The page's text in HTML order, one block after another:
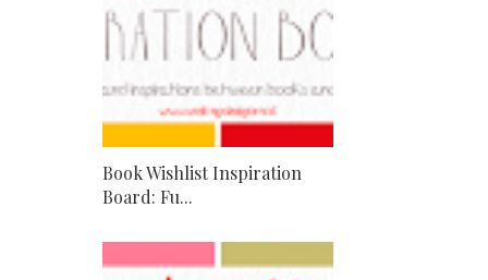
Book Wishlist Inspiration
Board: Fu...